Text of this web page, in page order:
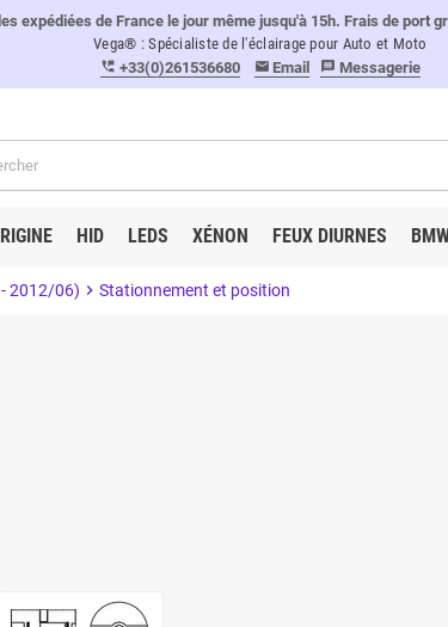
expédiées de France le jour même jusqu'à 15h. Frais de port
Vega® : Spécialiste de l'éclairage pour Auto et Moto
perm_phone_msg +33(0)261536680 email Email message Messagerie
HID LEDS XÉNON FEUX DIURNES
2012/06) chevron_right Stationnement et position